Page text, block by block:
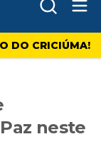
DO CRICIÚMA!
neste